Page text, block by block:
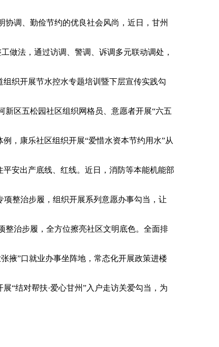
调、勤俭节约的优良社会风尚，近日，甘州
法，通过访调、警调、诉调多元联动调处，
织开展节水控水专题培训暨下层宣传实践勾
区五松园社区组织网格员、意愿者开展“六五
，康乐社区组织开展“爱惜水资本节约用水”从
安出产底线、红线。近日，消防等本能机能部
整治步履，组织开展系列意愿办事勾当，让
治步履，全方位擦亮社区文明底色。全面排
”口就业办事坐阵地，常态化开展政策进楼
结对帮扶·爱心甘州”入户走访关爱勾当，为